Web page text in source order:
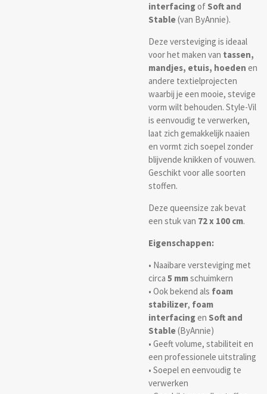
interfacingof Soft and
Stable(van ByAnnie).
Deze versteviging is ideaal
voor het maken van tassen,
mandjes, etuis, hoeden en
andere textielprojecten
waarbij je een mooie, stevige
vorm wilt behouden. Style-Vil
is eenvoudig te verwerken,
laat zich gemakkelijk naaien
en vormt zich soepel zonder
blijvende knikken of vouwen.
Geschikt voor alle soorten
stoffen.
Deze queensize zak bevat
een stuk van 72 x 100 cm.
Eigenschappen:
• Naaibare versteviging met
circa 5 mmschuimkern
• Ook bekend als foam
stabilizer, foam
interfacingen Soft and
Stable(ByAnnie)
• Geeft volume, stabiliteit en
een professionele uitstraling
• Soepel en eenvoudig te
verwerken